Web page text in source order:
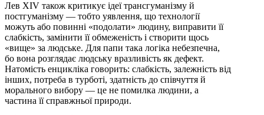
Лев XIV також критикує ідеї трансгуманізму й
постгуманізму — тобто уявлення, що технології
можуть або повинні «подолати» людину, виправити її
слабкість, замінити її обмеженість і створити щось
«вище» за людське. Для папи така логіка небезпечна,
бо вона розглядає людську вразливість як дефект.
Натомість енцикліка говорить: слабкість, залежність від
інших, потреба в турботі, здатність до співчуття й
морального вибору — це не помилка людини, а
частина її справжньої природи.